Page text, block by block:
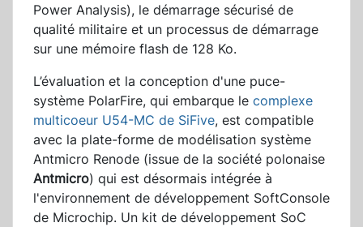
Power Analysis), le démarrage sécurisé de
qualité militaire et un processus de démarrage
sur une mémoire flash de 128 Ko.
L’évaluation et la conception d'une puce-
système PolarFire, qui embarque le complexe
multicoeur U54-MC de SiFive, est compatible
avec la plate-forme de modélisation système
Antmicro Renode (issue de la société polonaise
Antmicro) qui est désormais intégrée à
l'environnement de développement SoftConsole
de Microchip. Un kit de développement SoC